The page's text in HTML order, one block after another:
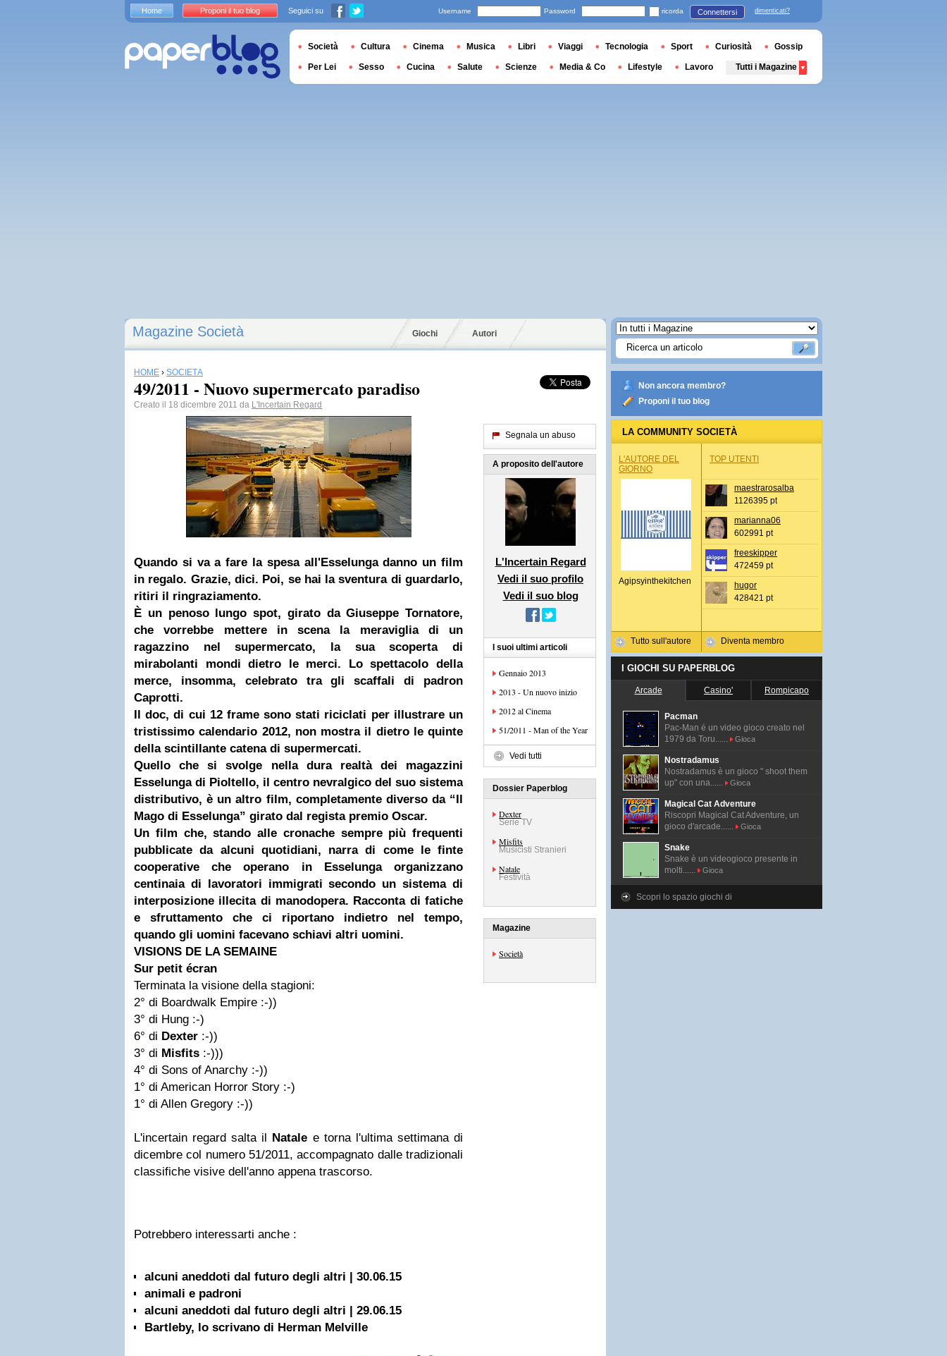
Magazine Società Giochi Autori
HOME › SOCIETÀ
49/2011 - Nuovo supermercato paradiso
Creato il 18 dicembre 2011 da L'Incertain Regard
Quando si va a fare la spesa all'Esselunga danno un film
in regalo. Grazie, dici. Poi, se hai la sventura di guardarlo,
ritiri il ringraziamento.
È un penoso lungo spot, girato da Giuseppe Tornatore,
che vorrebbe mettere in scena la meraviglia di un
ragazzino nel supermercato, la sua scoperta di
mirabolanti mondi dietro le merci. Lo spettacolo della
merce, insomma, celebrato tra gli scaffali di padron
Caprotti.
Il doc, di cui 12 frame sono stati riciclati per illustrare un
tristissimo calendario 2012, non mostra il dietro le quinte
della scintillante catena di supermercati.
Quello che si svolge nella dura realtà dei magazzini
Esselunga di Pioltello, il centro nevralgico del suo sistema
distributivo, è un altro film, completamente diverso da “Il
Mago di Esselunga” girato dal regista premio Oscar.
Un film che, stando alle cronache sempre più frequenti
pubblicate da alcuni quotidiani, narra di come le finte
cooperative che operano in Esselunga organizzano
centinaia di lavoratori immigrati secondo un sistema di
interposizione illecita di manodopera. Racconta di fatiche
e sfruttamento che ci riportano indietro nel tempo,
quando gli uomini facevano schiavi altri uomini.
VISIONS DE LA SEMAINE
Sur petit écran
Terminata la visione della stagioni:
2° di Boardwalk Empire :-))
3° di Hung :-)
6° di Dexter :-))
3° di Misfits :-)))
4° di Sons of Anarchy :-))
1° di American Horror Story :-)
1° di Allen Gregory :-))
L'incertain regard salta il Natale e torna l'ultima settimana di
dicembre col numero 51/2011, accompagnato dalle tradizionali
classifiche visive dell'anno appena trascorso.
Potrebbero interessarti anche :
alcuni aneddoti dal futuro degli altri | 30.06.15
animali e padroni
alcuni aneddoti dal futuro degli altri | 29.06.15
Bartleby, lo scrivano di Herman Melville
Segnala un abuso
A proposito dell'autore
L'Incertain Regard
Vedi il suo profilo
Vedi il suo blog
I suoi ultimi articoli
Gennaio 2013
2013 - Un nuovo inizio
2012 al Cinema
51/2011 - Man of the Year
Vedi tutti
Dossier Paperblog
Dexter
Serie TV
Misfits
Musicisti Stranieri
Natale
Festività
Magazine
Società
Non ancora membro?
Proponi il tuo blog
LA COMMUNITY SOCIETÀ
L'AUTORE DEL
GIORNO
Agipsyinthekitchen
Tutto sull'autore
TOP UTENTI
maestrarosalba
1126395 pt
marianna06
602991 pt
freeskipper
472459 pt
hugor
428421 pt
Diventa membro
I GIOCHI SU PAPERBLOG
Arcade Casino' Rompicapo
Pacman
Pac-Man é un video gioco creato nel
1979 da Toru......
Gioca
Nostradamus
Nostradamus è un gioco " shoot them
up" con una......
Gioca
Magical Cat Adventure
Riscopri Magical Cat Adventure, un
gioco d'arcade......
Gioca
Snake
Snake è un videogioco presente in
molti......
Gioca
Scopri lo spazio giochi di
Home Proponi il tuo blog Seguici su Username Password ricorda Connettersi dimenticati?
Società Cultura Cinema Musica Libri Viaggi Tecnologia Sport Curiosità Gossip
Per Lei Sesso Cucina Salute Scienze Media & Co Lifestyle Lavoro Tutti i Magazine